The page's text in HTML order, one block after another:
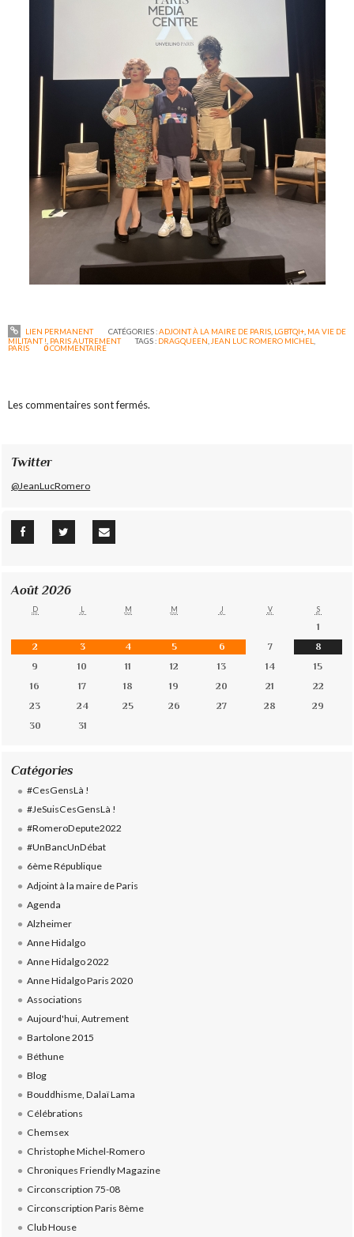
LIEN PERMANENT CATÉGORIES :ADJOINT À LA MAIRE DE PARIS, LGBTQI+, MA VIE DE
MILITANT ! PARIS AUTREMENT TAGS : DRAGQUEEN JEAN LUC ROMERO MICHEL
PARIS 0COMMENTAIRE
Les commentaires sont fermés.
Twitter
@JeanLucRomero
Août 2026
D L M M J V S
1
2
3 4 5 6 7
8
9
10 11 12 13 14
15
16
17 18 19 20 21
22
23
24 25 26 27 28
29
30
31
Catégories
#CesGensLà !
#JeSuisCesGensLà !
#RomeroDepute2022
#UnBancUnDébat
6ème République
Adjoint à la maire de Paris
Agenda
Alzheimer
Anne Hidalgo
Anne Hidalgo 2022
Anne Hidalgo Paris 2020
Associations
Aujourd'hui, Autrement
Bartolone 2015
Béthune
Blog
Bouddhisme, Dalaï Lama
Célébrations
Chemsex
Christophe Michel-Romero
Chroniques Friendly Magazine
Circonscription 75-08
Circonscription Paris 8ème
Club House